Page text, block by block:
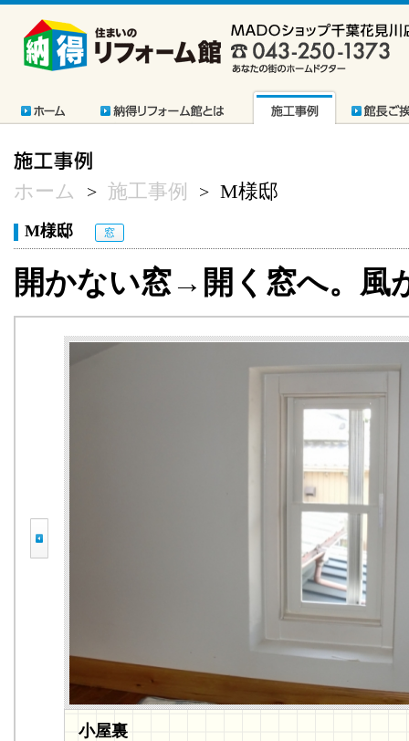
ホーム > 施工事例 > M様邸
M様邸 窓
開かない窓→開く窓へ。風
小屋裏